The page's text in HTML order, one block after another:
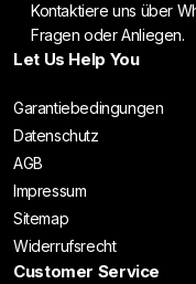
Kontaktiere uns über
Fragen oder Anliegen.
Let Us Help You
Garantiebedingungen
Datenschutz
AGB
Impressum
Sitemap
Widerrufsrecht
Customer Service